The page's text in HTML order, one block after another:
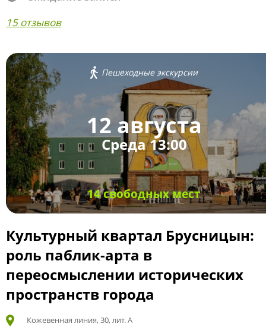
15 отзывов
Пешеходные экскурсии
12 августа
Среда 13:00
14 свободных мест
Культурный квартал Брусницын:
роль паблик-арта в
переосмыслении исторических
пространств города
Кожевенная линия, 30, лит. А